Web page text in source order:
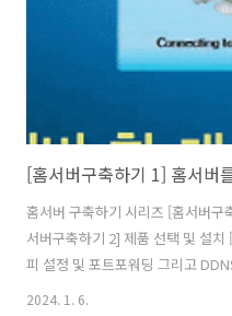
[홈서버구축하기 1] 홈서버
홈서버 구축하기 시리즈 [홈서버구
서버구축하기 2] 제품 선택 및 설
피 설정 및 포트포워딩 그리고
2024. 1. 6.